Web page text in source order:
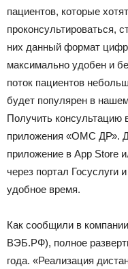
пациентов, которые
проконсультироваться,
них данный формат
максимально удобен и
поток пациентов
будет популярен в
Получить
приложения «ОМС ДР».
приложение в App Store
через портал Госуслуги
удобное время.
Как сообщили в
ВЭБ.РФ), полное
года. «Реализация